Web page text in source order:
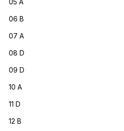
05 A
06 B
07 A
08 D
09 D
10 A
11 D
12 B